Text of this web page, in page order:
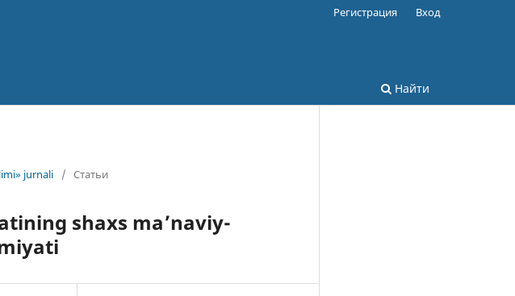
Найти
Регистрация Вход
jurnali / Статьи
shaxs ma’naviy-